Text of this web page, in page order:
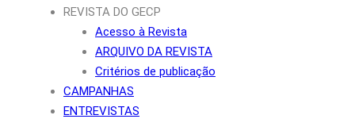
REVISTA DO GECP
Acesso à Revista
ARQUIVO DA REVISTA
Critérios de publicação
CAMPANHAS
ENTREVISTAS